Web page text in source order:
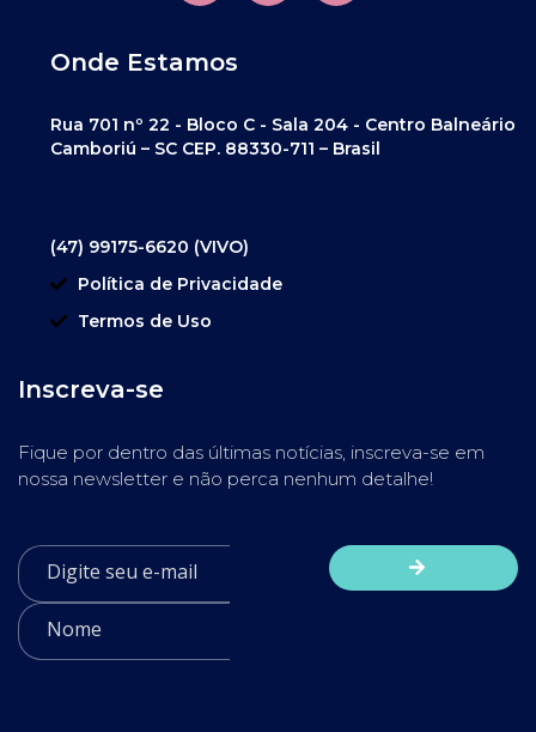
Onde Estamos
Rua 701 nº 22 - Bloco C - Sala 204 - Centro Balneário
Camboriú – SC CEP. 88330-711 – Brasil
(47) 99175-6620 (VIVO)
Política de Privacidade
Termos de Uso
Inscreva-se
Fique por dentro das últimas notícias, inscreva-se em
nossa newsletter e não perca nenhum detalhe!